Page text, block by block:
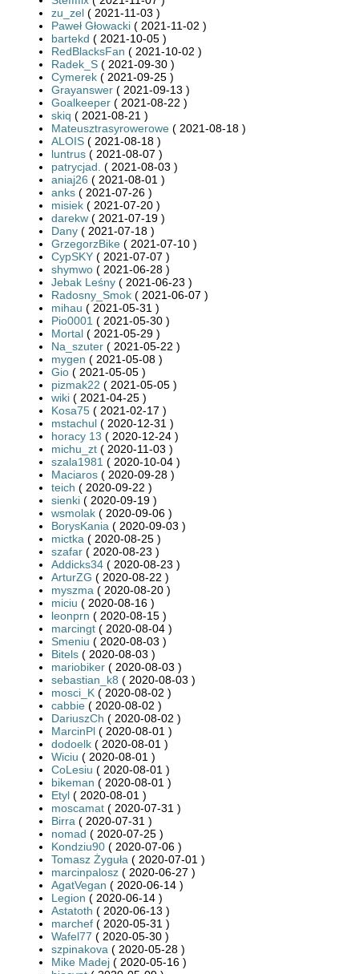
zu_zel ( 2021-11-03 )
Paweł Głowacki ( 2021-11-02 )
bartekd ( 2021-10-05 )
RedBlacksFan ( 2021-10-02 )
Radek_S ( 2021-09-30 )
Cymerek ( 2021-09-25 )
Grayanswer ( 2021-09-13 )
Goalkeeper ( 2021-08-22 )
skiq ( 2021-08-21 )
Mateusztrasyrowerowe ( 2021-08-18 )
ALOIS ( 2021-08-18 )
luntrus ( 2021-08-07 )
patrycjad. ( 2021-08-03 )
aniaj26 ( 2021-08-01 )
anks ( 2021-07-26 )
misiek ( 2021-07-20 )
darekw ( 2021-07-19 )
Dany ( 2021-07-18 )
GrzegorzBike ( 2021-07-10 )
CypSKY ( 2021-07-07 )
shymwo ( 2021-06-28 )
Jebak Leśny ( 2021-06-23 )
Radosny_Smok ( 2021-06-07 )
mihau ( 2021-05-31 )
Pio0001 ( 2021-05-30 )
Mortal ( 2021-05-29 )
Na_szuter ( 2021-05-22 )
mygen ( 2021-05-08 )
Gio ( 2021-05-05 )
pizmak22 ( 2021-05-05 )
wiki ( 2021-04-25 )
Kosa75 ( 2021-02-17 )
mstachul ( 2020-12-31 )
horacy 13 ( 2020-12-24 )
michu_zt ( 2020-11-03 )
szala1981 ( 2020-10-04 )
Maciaros ( 2020-09-28 )
teich ( 2020-09-22 )
sienki ( 2020-09-19 )
wsmolak ( 2020-09-06 )
BorysKania ( 2020-09-03 )
mictka ( 2020-08-25 )
szafar ( 2020-08-23 )
Addicks34 ( 2020-08-23 )
ArturZG ( 2020-08-22 )
myszma ( 2020-08-20 )
miciu ( 2020-08-16 )
leonprn ( 2020-08-15 )
marcingt ( 2020-08-04 )
Smeniu ( 2020-08-03 )
Bitels ( 2020-08-03 )
mariobiker ( 2020-08-03 )
sebastian_k8 ( 2020-08-03 )
mosci_K ( 2020-08-02 )
cabbie ( 2020-08-02 )
DariuszCh ( 2020-08-02 )
MarcinPl ( 2020-08-01 )
dodoelk ( 2020-08-01 )
Wiciu ( 2020-08-01 )
CoLesiu ( 2020-08-01 )
bikeman ( 2020-08-01 )
Etyl ( 2020-08-01 )
moscamat ( 2020-07-31 )
Birra ( 2020-07-31 )
nomad ( 2020-07-25 )
Kondziu90 ( 2020-07-06 )
Tomasz Żyguła ( 2020-07-01 )
marcinpalosz ( 2020-06-27 )
AgatVegan ( 2020-06-14 )
Legion ( 2020-06-14 )
Astatoth ( 2020-06-13 )
marchef ( 2020-05-31 )
Wafel77 ( 2020-05-30 )
szpinakova ( 2020-05-28 )
Mike Madej ( 2020-05-16 )